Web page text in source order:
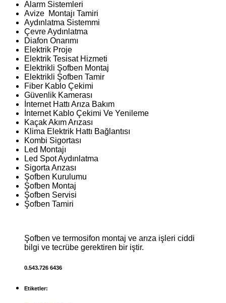
Alarm Sistemleri
Avize Montajı Tamiri
Aydınlatma Sistemmi
Çevre Aydınlatma
Diafon Onarımı
Elektrik Proje
Elektrik Tesisat Hizmeti
Elektrikli Şofben Montaj
Elektrikli Şofben Tamir
Fiber Kablo Çekimi
Güvenlik Kamerası
İnternet Hattı Arıza Bakım
İnternet Kablo Çekimi Ve Yenileme
Kaçak Akım Arızası
Klima Elektrik Hattı Bağlantısı
Kombi Sigortası
Led Montajı
Led Spot Aydınlatma
Sigorta Arızası
Şofben Kurulumu
Şofben Montaj
Şofben Servisi
Şofben Tamiri
Şofben ve termosifon montaj ve arıza işleri ciddi
bilgi ve tecrübe gerektiren bir iştir.
0.543.726 6436
Etiketler: